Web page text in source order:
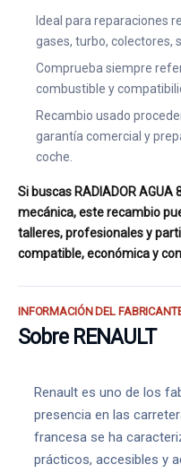
Ideal para reparaciones
gases, turbo, colectores,
Comprueba siempre
combustible y
Recambio usado
garantía comercial y
coche.
Si buscas RADIADOR
mecánica, este recambio
talleres, profesionales y
compatible, económica y
INFORMACIÓN DEL
Sobre RENAULT
Renault es uno de los
presencia en las
francesa se ha
prácticos, accesibles y